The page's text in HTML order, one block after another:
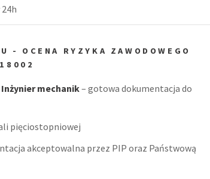
- OCENA RYZYKA ZAWODOWEGO
mechanik– gotowa dokumentacja do
pięciostopniowej
akceptowalna przez PIP oraz Państwową